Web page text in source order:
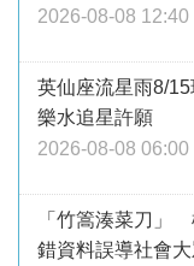
2026-08-08 12:40
英仙座流星雨8/
樂水追星許願
2026-08-08 06:00
「竹篙湊菜刀」
錯資料誤導社會大